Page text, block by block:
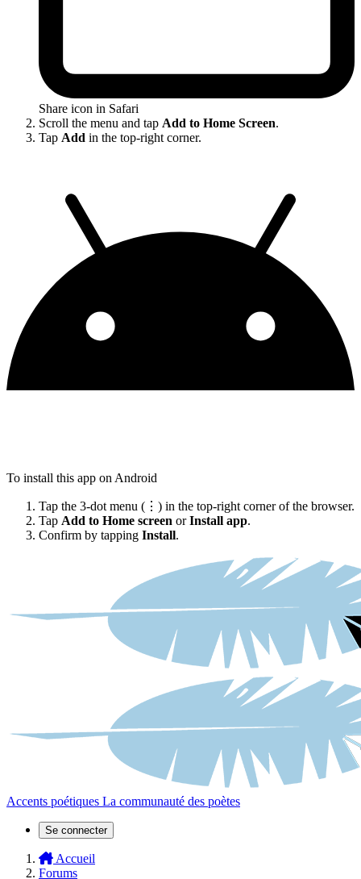
Share icon in Safari
Scroll the menu and tap Add to Home Screen.
Tap Add in the top-right corner.
To install this app on Android
Tap the 3-dot menu (⋮) in the top-right corner of the browser.
Tap Add to Home screen orInstall app.
Confirm by tapping Install.
Accents poétiques La communauté des poètes
Se connecter
Accueil
Forums